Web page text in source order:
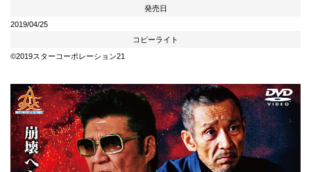
発売日
2019/04/25
コピーライト
©2019スターコーポレーション21